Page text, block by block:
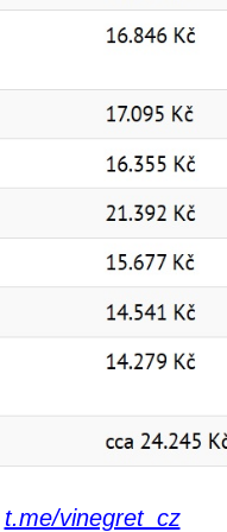
t.me/vinegret_cz